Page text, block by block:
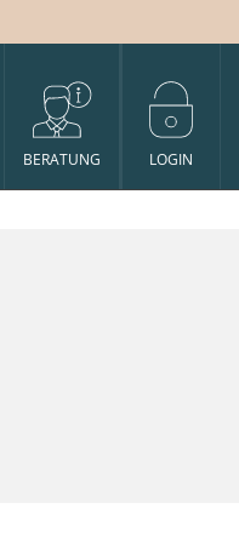
BERATUNG LOGIN